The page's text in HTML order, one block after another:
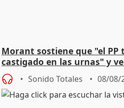
Morant sostiene que "el PP
castigado en las urnas" y
cambio"
Sonido Totales 08/08/